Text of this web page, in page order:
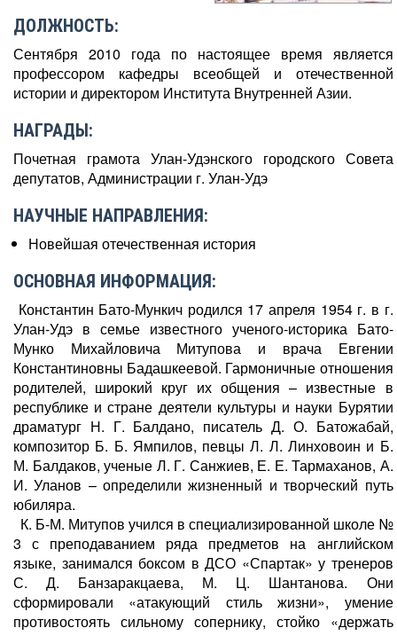
ДОЛЖНОСТЬ:
Сентября 2010 года по настоящее время является
профессором кафедры всеобщей и отечественной
истории и директором Института Внутренней Азии.
НАГРАДЫ:
Почетная грамота Улан-Удэнского городского Совета
депутатов, Администрации г. Улан-Удэ
НАУЧНЫЕ НАПРАВЛЕНИЯ:
Новейшая отечественная история
ОСНОВНАЯ ИНФОРМАЦИЯ:
Константин Бато-Мункич родился 17 апреля 1954 г. в г.
Улан-Удэ в семье известного ученого-историка Бато-
Мунко Михайловича Митупова и врача Евгении
Константиновны Бадашкеевой. Гармоничные отношения
родителей, широкий круг их общения – известные в
республике и стране деятели культуры и науки Бурятии
драматург Н. Г. Балдано, писатель Д. О. Батожабай,
композитор Б. Б. Ямпилов, певцы Л. Л. Линховоин и Б.
М. Балдаков, ученые Л. Г. Санжиев, Е. Е. Тармаханов, А.
И. Уланов – определили жизненный и творческий путь
юбиляра.
К. Б-М. Митупов учился в специализированной школе №
3 с преподаванием ряда предметов на английском
языке, занимался боксом в ДСО «Спартак» у тренеров
С. Д. Банзаракцаева, М. Ц. Шантанова. Они
сформировали «атакующий стиль жизни», умение
противостоять сильному сопернику, стойко «держать